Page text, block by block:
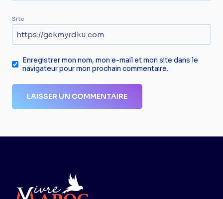
Site
Enregistrer mon nom, mon e-mail et mon site dans le
navigateur pour mon prochain commentaire.